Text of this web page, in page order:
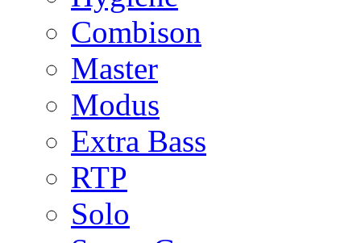
Combison
Master
Modus
Extra Bass
RTP
Solo